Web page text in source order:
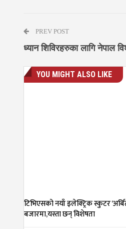
PREV POST
ध्यान शिविरहरुका लागि नेपाल
YOU MIGHT ALSO LIKE
टिभिएसको नयाँ इलेक्ट्रिक स्कुटर
बजारमा,यस्ता छन् विशेषता